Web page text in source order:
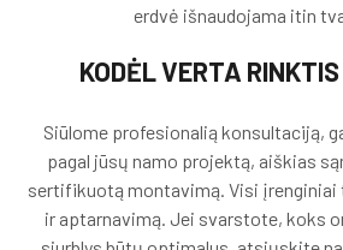
erdvė išnaudojama itin
KODĖL VERTA
Siūlome profesionalią konsultaciją,
pagal jūsų namo projektą, aiškias
sertifikuotą montavimą. Visi
ir aptarnavimą. Jei svarstote, koks